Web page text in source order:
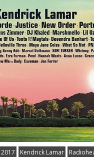
Kendrick Lamar